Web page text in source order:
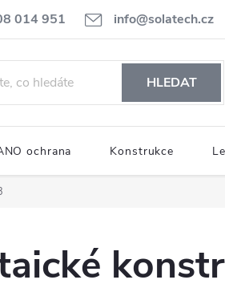
014 951 info@solatech.cz
HLEDAT
ochrana Konstrukce